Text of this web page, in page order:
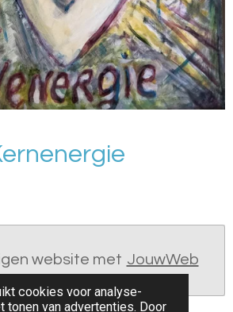
cookies voor analyse-
tonen van advertenties. Door
website met JouwWeb